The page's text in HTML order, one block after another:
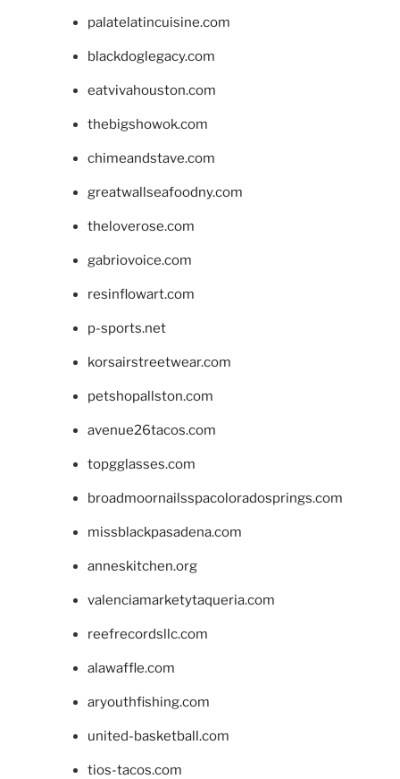
palatelatincuisine.com
blackdoglegacy.com
eatvivahouston.com
thebigshowok.com
chimeandstave.com
greatwallseafoodny.com
theloverose.com
gabriovoice.com
resinflowart.com
p-sports.net
korsairstreetwear.com
petshopallston.com
avenue26tacos.com
topgglasses.com
broadmoornailsspacoloradosprings.com
missblackpasadena.com
anneskitchen.org
valenciamarketytaqueria.com
reefrecordsllc.com
alawaffle.com
aryouthfishing.com
united-basketball.com
tios-tacos.com